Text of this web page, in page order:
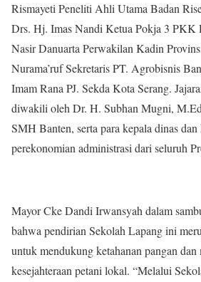
Rismayeti Peneliti Ahli Utama Badan
Drs. Hj. Imas Nandi Ketua Pokja 3 PKK
Nasir Danuarta Perwakilan Kadin
Nurama’ruf Sekretaris PT. Agrobisnis
Imam Rana PJ. Sekda Kota Serang.
diwakili oleh Dr. H. Subhan Mugni,
SMH Banten, serta para kepala dinas
perekonomian administrasi dari seluruh
Mayor Cke Dandi Irwansyah dalam
bahwa pendirian Sekolah Lapang ini
untuk mendukung ketahanan pangan dan
kesejahteraan petani lokal. “Melalui